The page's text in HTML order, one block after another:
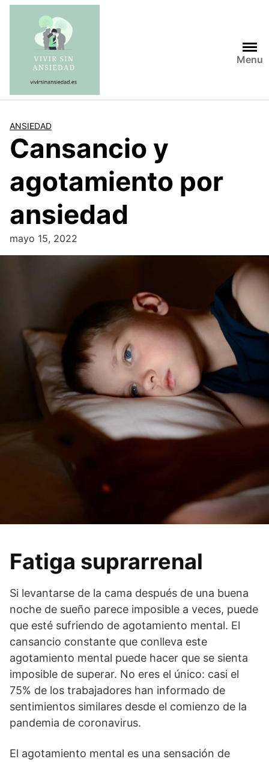
Saltar
contenido
Menu
ANSIEDAD
Cansancio y
agotamiento por
ansiedad
mayo 15, 2022
Fatiga suprarrenal
Si levantarse de la cama después de una buena
noche de sueño parece imposible a veces, puede
que esté sufriendo de agotamiento mental. El
cansancio constante que conlleva este
agotamiento mental puede hacer que se sienta
imposible de superar. No eres el único: casi el
75% de los trabajadores han informado de
sentimientos similares desde el comienzo de la
pandemia de coronavirus.
El agotamiento mental es una sensación de